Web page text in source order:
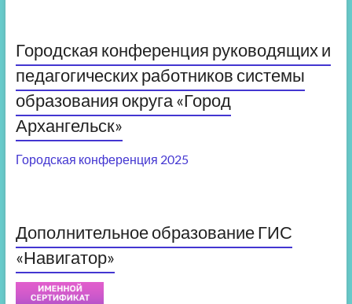
Городская конференция руководящих и
педагогических работников системы
образования округа «Город
Архангельск»
Городская конференция 2025
Дополнительное образование ГИС
«Навигатор»